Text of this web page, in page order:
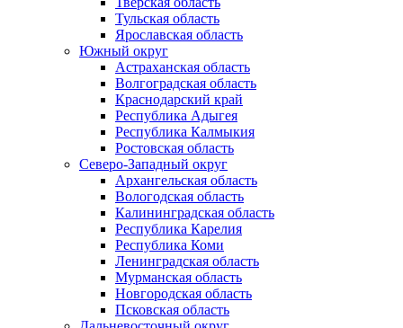
Тульская область
Ярославская область
Южный округ
Астраханская область
Волгоградская область
Краснодарский край
Республика Адыгея
Республика Калмыкия
Ростовская область
Северо-Западный округ
Архангельская область
Вологодская область
Калининградская область
Республика Карелия
Республика Коми
Ленинградская область
Мурманская область
Новгородская область
Псковская область